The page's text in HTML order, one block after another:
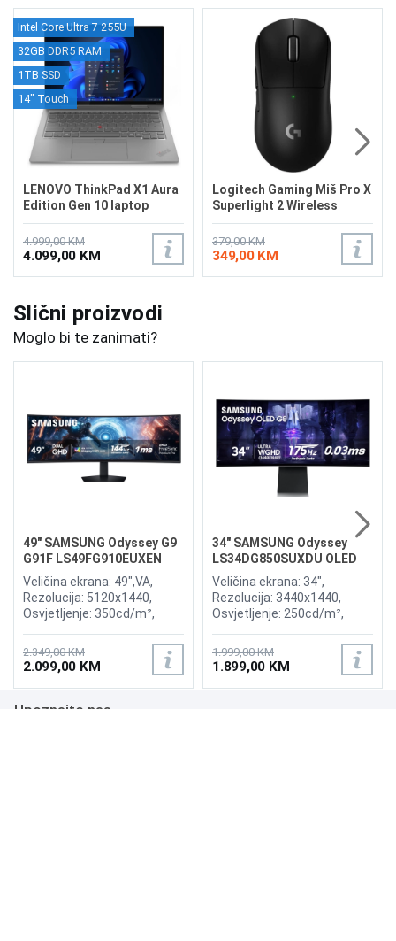
Intel Core Ultra 7 255U
32GB DDR5 RAM
1TB SSD
14" Touch
LENOVO ThinkPad X1 Aura
Edition Gen 10 laptop
21Q0002XUS
4.999,00 KM
4.099,00 KM
Logitech Gaming Miš Pro X
Superlight 2 Wireless
379,00 KM
349,00 KM
Slični proizvodi
Moglo bi te zanimati?
49" SAMSUNG Odyssey G9
G91F LS49FG910EUXEN
144Hz Gaming Curved
Display
Veličina ekrana: 49",VA,
Rezolucija: 5120x1440,
Osvjetljenje: 350cd/m²,
Osvježenje: 144Hz, AMD
FreeSync Premium Pro,
Priključci: 2xHDMI 2.1,
DisplayPort, 2xUSB 3.2, USB-
B
2.349,00 KM
2.099,00 KM
34" SAMSUNG Odyssey
LS34DG850SUXDU OLED
G8 175Hz Gaming Curved
Display
Veličina ekrana: 34",
Rezolucija: 3440x1440,
Osvjetljenje: 250cd/m²,
Osvježenje: 175Hz, AMD
FreeSync Premium,
Wireless LAN, Bluetooth ,
Priključci: 2xHDMI,
1.999,00 KM
1.899,00 KM
Upoznajte nas